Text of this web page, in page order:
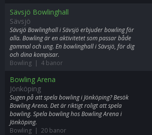
Sävsjö Bowlinghall
Sävsjö
Sävsjö Bowlinghall i Sävsjö erbjuder bowling för
alla. Bowling är en aktivitetet som passar både
gammal och ung. En bowlinghall i Sävsjö, för dig
och dina kompisar.
Bowling | 4 banor
Bowling Arena
Jönköping
Sugen på att spela bowling i Jönköping? Besök
Bowling Arena. Det är riktigt roligt att spela
bowling. Spela bowling hos Bowling Arena i
Jönköping.
Bowling | 20 banor